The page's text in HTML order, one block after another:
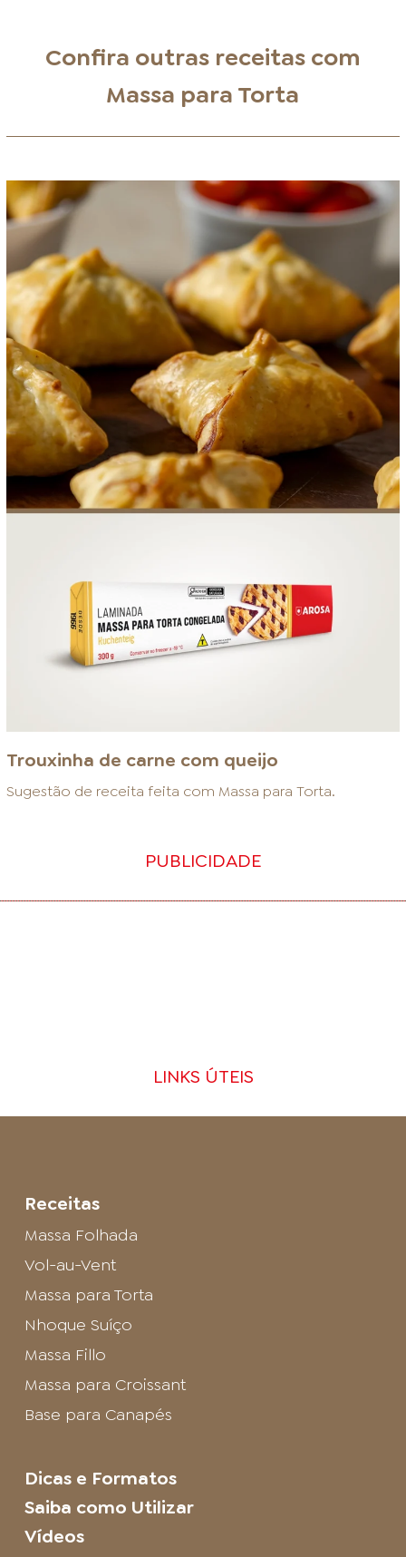
Confira outras receitas com
Massa para Torta
Trouxinha de carne com queijo
Sugestão de receita feita com Massa para Torta.
PUBLICIDADE
LINKS ÚTEIS
Receitas
Massa Folhada
Vol-au-Vent
Massa para Torta
Nhoque Suíço
Massa Fillo
Massa para Croissant
Base para Canapés
Dicas e Formatos
Saiba como Utilizar
Vídeos